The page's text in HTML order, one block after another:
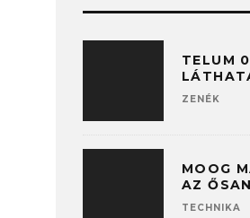
TELUM
ZENÉK
MOOG
AZ
TECHNIKA